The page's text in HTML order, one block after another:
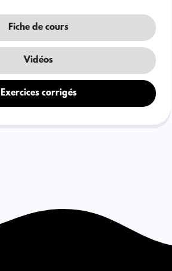
Fiche de cours
Vidéos
Exercices corrigés